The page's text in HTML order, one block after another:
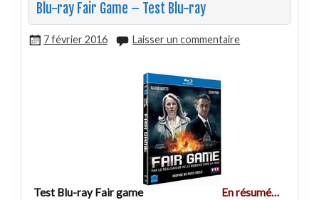
Blu-ray Fair Game – Test Blu-ray
7 février 2016 Laisser un commentaire
Test Blu-ray Fair game En résumé…